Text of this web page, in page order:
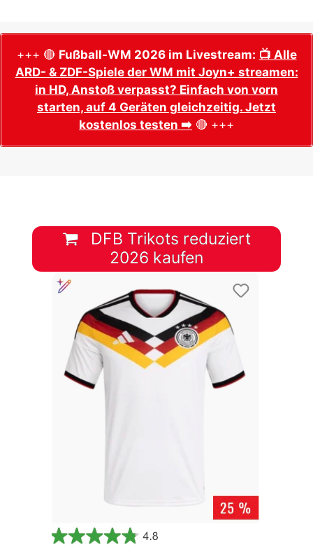
+++ 🔴 Fußball-WM 2026 im Livestream: 📺 Alle
ARD- & ZDF-Spiele der WM mit Joyn+ streamen:
in HD, Anstoß verpasst? Einfach von vorn
starten, auf 4 Geräten gleichzeitig. Jetzt
kostenlos testen ➡️ 🔴 +++
DFB Trikots reduziert
2026 kaufen